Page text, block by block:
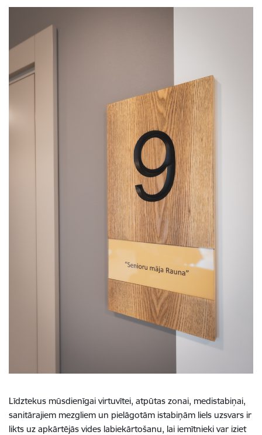
Līdztekus mūsdienīgai virtuvītei, atpūtas zonai, medistabiņai,
sanitārajiem mezgliem un pielāgotām istabiņām liels uzsvars ir
likts uz apkārtējās vides labiekārtošanu, lai iemītnieki var iziet